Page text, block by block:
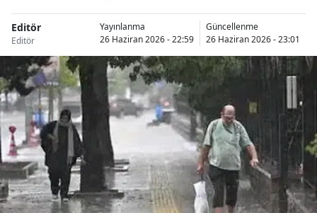
Editör
Editör
Yayınlanma
26 Haziran 2026 - 22:59
Güncellenme
26 Haziran 2026 - 23:01